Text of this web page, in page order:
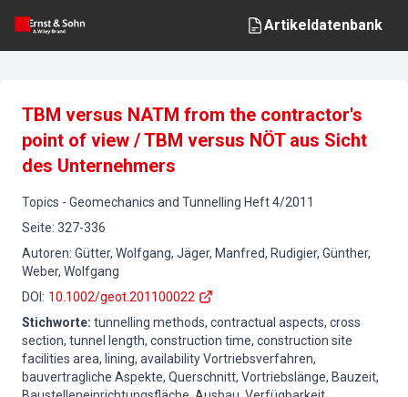
Artikeldatenbank
TBM versus NATM from the contractor's
point of view / TBM versus NÖT aus Sicht
des Unternehmers
Topics - Geomechanics and Tunnelling Heft4/2011
Seite: 327-336
Autoren: Gütter, Wolfgang, Jäger, Manfred, Rudigier, Günther,
Weber, Wolfgang
DOI : 10.1002/geot.201100022
Stichworte: tunnelling methods, contractual aspects, cross
section, tunnel length, construction time, construction site
facilities area, lining, availability Vortriebsverfahren,
bauvertragliche Aspekte, Querschnitt, Vortriebslänge, Bauzeit,